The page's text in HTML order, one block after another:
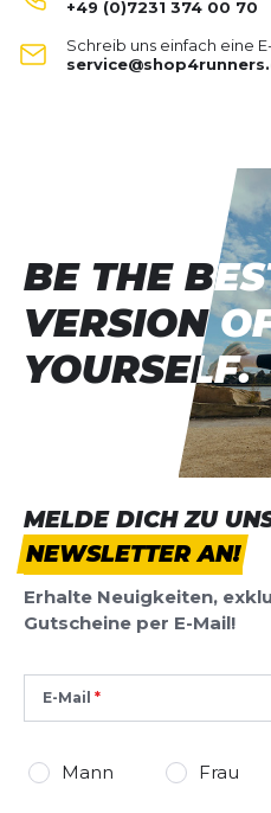
Polyknit Warm
Deine Bewertung:
Rezension
Rezension
Dieses Formular ist durch
Datenschutzbestimmungenund
Google.
+49 (0)7231 374 00 70
Schreib uns einfach eine
MELDE DICH ZU
NEWSLETTER AN!
Erhalte Neuigkeiten,
Gutscheine per E-Mail!
E-Mail
Mann Frau
BE THE
VERSION
YOURSELF.
BE THE
VERSION
YOURSELF.